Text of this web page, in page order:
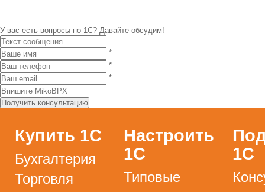
У вас есть вопросы по 1С? Давайте обсудим!
*
*
*
Купить 1С
Бухгалтерия
Торговля
Настроить
1С
Типовые
1С